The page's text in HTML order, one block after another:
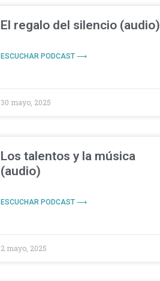
El regalo del silencio (audio)
ESCUCHAR PODCAST ⟶
30 mayo, 2025
Los talentos y la música
(audio)
ESCUCHAR PODCAST ⟶
2 mayo, 2025